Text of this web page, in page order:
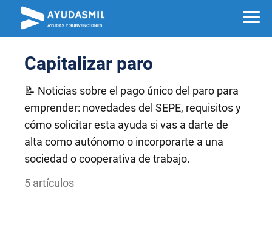
Capitalizar paro
📝 Noticias sobre el pago único del paro para
emprender: novedades del SEPE, requisitos y
cómo solicitar esta ayuda si vas a darte de
alta como autónomo o incorporarte a una
sociedad o cooperativa de trabajo.
5 artículos